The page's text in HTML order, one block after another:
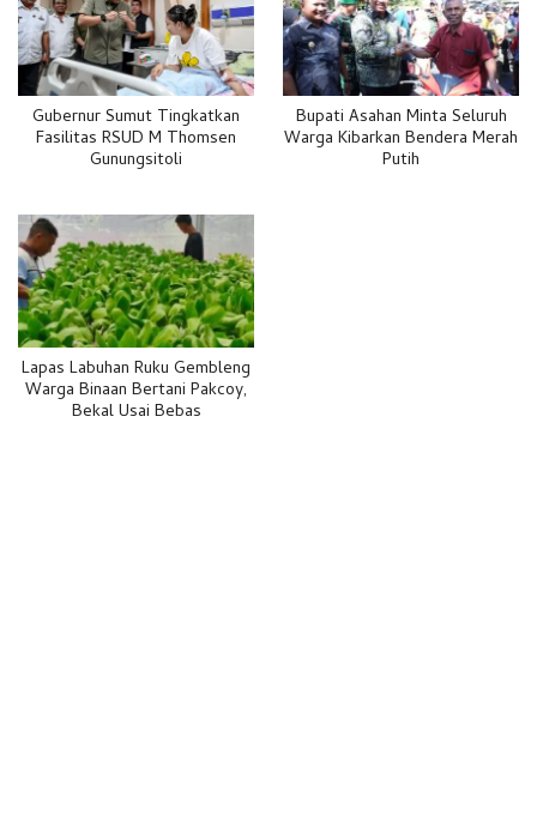
Gubernur Sumut Tingkatkan
Fasilitas RSUD M Thomsen
Gunungsitoli
Bupati Asahan Minta Seluruh
Warga Kibarkan Bendera Merah
Putih
Lapas Labuhan Ruku Gembleng
Warga Binaan Bertani Pakcoy,
Bekal Usai Bebas